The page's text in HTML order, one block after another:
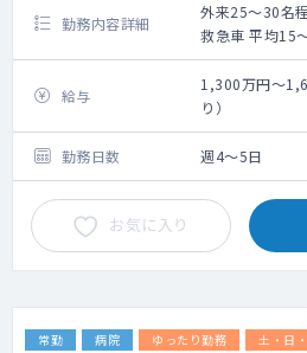
勤務内容詳細
外来25～30名
救急車 平均15
外来及び病棟
【想定勤務ス
外来：週2～3
コマ
病棟：10名程度
訪問診療：1コ
※関連の診療所
だきます。
14:00～16:00
ライバーが運
給与
1,300万円～
り）
勤務日数 週4～5日
お気に入り
常勤 病院 ゆったり勤務 土・日